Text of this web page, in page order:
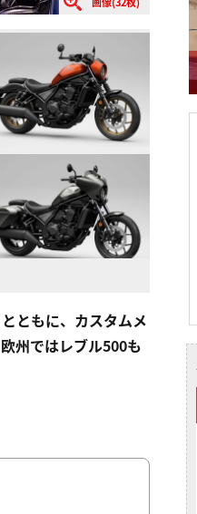
ともに、カスタムメ
州ではレブル500も